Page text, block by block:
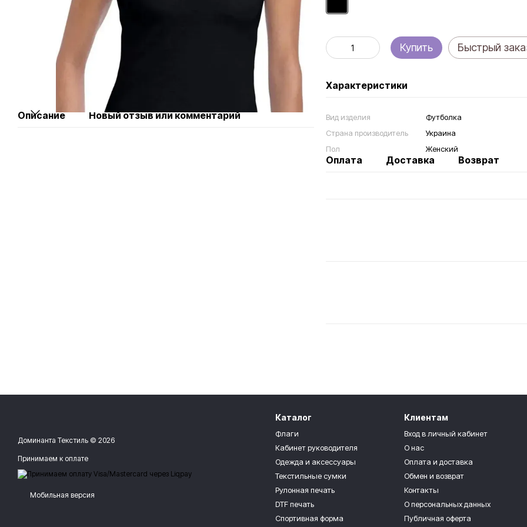
Описание Новый отзыв или комментарий
Купить Быстрый
Характеристики
Вид изделия
Футболка
Страна производитель
Украина
Пол
Женский
Оплата Доставка Возврат
Доминанта Текстиль © 2026
Принимаем к оплате
Мобильная версия
Каталог
Флаги
Кабинет руководителя
Одежда и аксессуары
Текстильные сумки
Рулонная печать
DTF печать
Спортивная форма
Клиентам
Вход в личный кабинет
О нас
Оплата и доставка
Обмен и возврат
Контакты
О персональных данных
Публичная оферта